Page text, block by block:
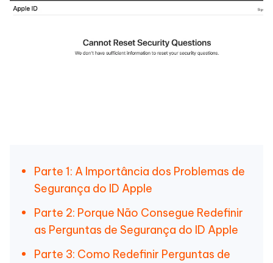
Parte 1: A Importância dos Problemas de
Segurança do ID Apple
Parte 2: Porque Não Consegue Redefinir
as Perguntas de Segurança do ID Apple
Parte 3: Como Redefinir Perguntas de